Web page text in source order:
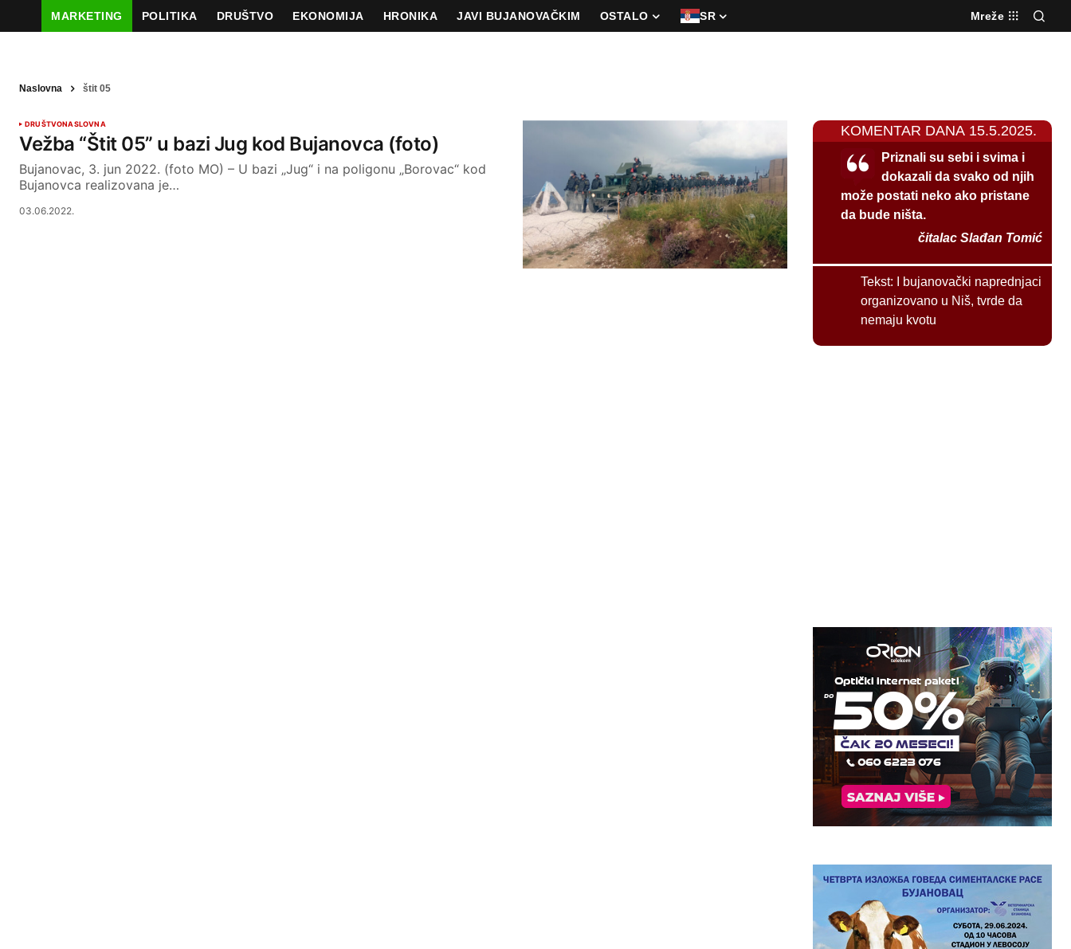
MARKETING POLITIKA DRUŠTVO EKONOMIJA HRONIKA JAVI BUJANOVAČKIM OSTALO SR Mreže
Naslovna štit 05
DRUŠTVONASLOVNA
Vežba “Štit 05” u bazi Jug kod Bujanovca (foto)
Bujanovac, 3. jun 2022. (foto MO) – U bazi „Jug“ i na poligonu „Borovac“ kod
Bujanovca realizovana je…
03.06.2022.
KOMENTAR DANA 15.5.2025.
Priznali su sebi i svima i
dokazali da svako od njih
može postati neko ako pristane
da bude ništa.
čitalac Slađan Tomić
Tekst:
I bujanovački naprednjaci
organizovano u Niš, tvrde da
nemaju kvotu